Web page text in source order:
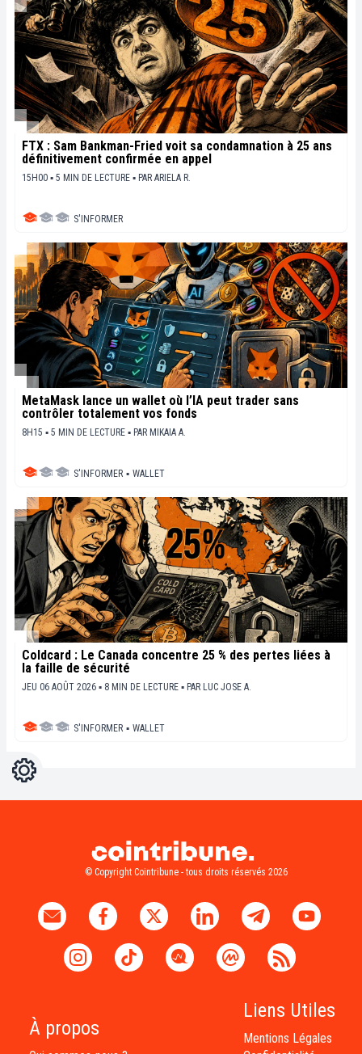
FTX : Sam Bankman-Fried voit sa condamnation à 25 ans
définitivement confirmée en appel
15H00 ▪ 5 MIN DE LECTURE ▪ PAR ARIELA R.
S'INFORMER
MetaMask lance un wallet où l’IA peut trader sans
contrôler totalement vos fonds
8H15 ▪ 5 MIN DE LECTURE ▪ PAR MIKAIA A.
S'INFORMER ▪ WALLET
Coldcard : Le Canada concentre 25 % des pertes liées à
la faille de sécurité
JEU 06 AOÛT 2026 ▪ 8 MIN DE LECTURE ▪ PAR LUC JOSE A.
S'INFORMER ▪ WALLET
Réglages
© Copyright Cointribune - tous droits réservés 2026
À propos
Liens Utiles
Mentions Légales